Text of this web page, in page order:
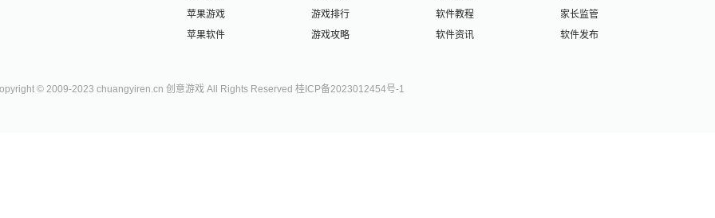
苹果游戏
苹果软件
游戏排行
游戏攻略
软件教程
软件资讯
家长监管
软件发布
© 2009-2023 chuangyiren.cn 创意游戏 All Rights Reserved 桂ICP备2023012454号-1